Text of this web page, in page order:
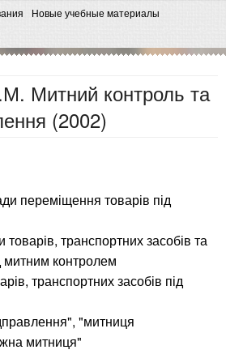
Новые учебные материалы
Митний контроль та
(2002)
переміщення товарів під
товарів, транспортних засобів та
митним контролем
транспортних засобів під
"митниця
митниця"